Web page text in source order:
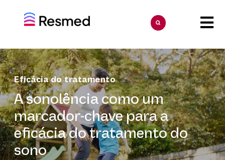
Eficácia do tratamento
A sonolência como um
marcador-chave para a
eficácia do tratamento do
sono